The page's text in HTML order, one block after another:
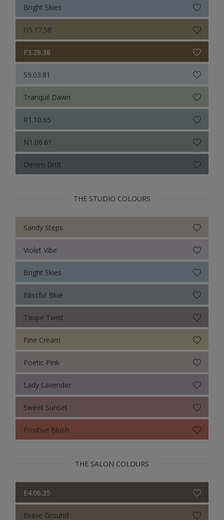
Bright Skies
G5.17.58
F3.28.38
S9.03.81
Tranquil Dawn
R1.10.65
N1.06.61
Denim Drift
THE STUDIO COLOURS
Sandy Steps
Violet Vibe
Bright Skies
Blissful Blue
Taupe Twist
Fine Cream
Poetic Pink
Lady Lavender
Sweet Sunset
Positive Blush
THE SALON COLOURS
E4.06.35
Brave Ground